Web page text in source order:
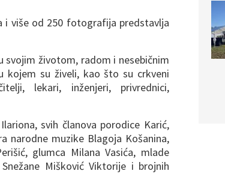
i više od 250 fotografija predstavlja
svojim životom, radom i nesebičnim
kojem su živeli, kao što su crkveni
lekari, inženjeri, privrednici,
svih članova porodice Karić,
narodne muzike Blagoja Košanina,
glumca Milana Vasića, mlade
Mišković Viktorije i brojnih